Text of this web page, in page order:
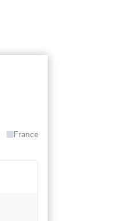
France